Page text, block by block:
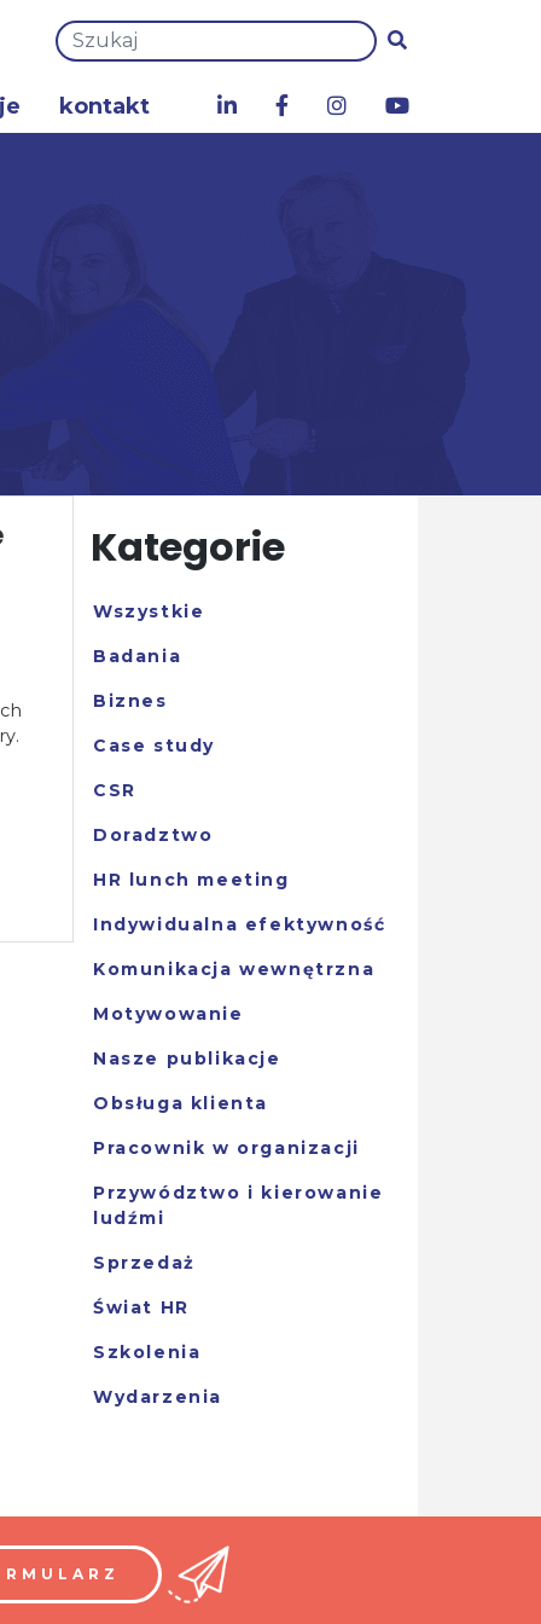
kontakt
Kategorie
Wszystkie
Badania
Biznes
Case study
CSR
Doradztwo
HR lunch meeting
Indywidualna efektywność
Komunikacja wewnętrzna
Motywowanie
Nasze publikacje
Obsługa klienta
Pracownik w organizacji
Przywództwo i kierowanie
ludźmi
Sprzedaż
Świat HR
Szkolenia
Wydarzenia